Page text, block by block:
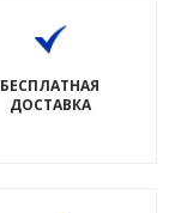
БЕСПЛАТНАЯ
ДОСТАВКА